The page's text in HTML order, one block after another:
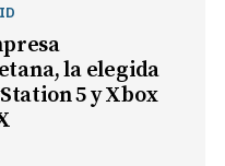
la elegida
5 y Xbox